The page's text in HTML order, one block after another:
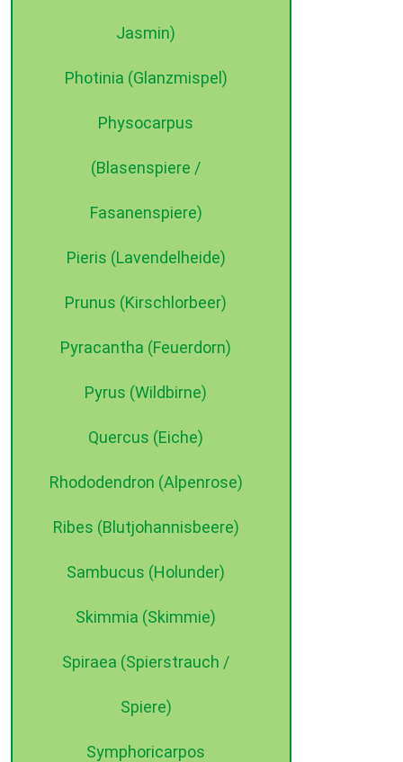
Jasmin)
Photinia (Glanzmispel)
Physocarpus
(Blasenspiere /
Fasanenspiere)
Pieris (Lavendelheide)
Prunus (Kirschlorbeer)
Pyracantha (Feuerdorn)
Pyrus (Wildbirne)
Quercus (Eiche)
Rhododendron (Alpenrose)
Ribes (Blutjohannisbeere)
Sambucus (Holunder)
Skimmia (Skimmie)
Spiraea (Spierstrauch /
Spiere)
Symphoricarpos